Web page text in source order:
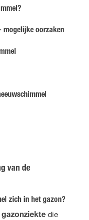
mogelijke oorzaken
van de
zich in het gazon?
die